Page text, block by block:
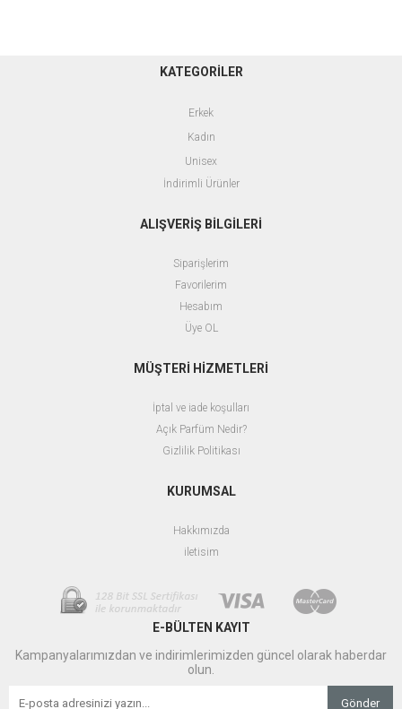
KATEGORİLER
Erkek
Kadın
Unisex
İndirimli Ürünler
ALIŞVERİŞ BİLGİLERİ
Siparişlerim
Favorilerim
Hesabım
Üye OL
MÜŞTERİ HİZMETLERİ
İptal ve iade koşulları
Açık Parfüm Nedir?
Gizlilik Politikası
KURUMSAL
Hakkımızda
iletisim
E-BÜLTEN KAYIT
Kampanyalarımızdan ve indirimlerimizden güncel olarak haberdar
olun.
Gönder